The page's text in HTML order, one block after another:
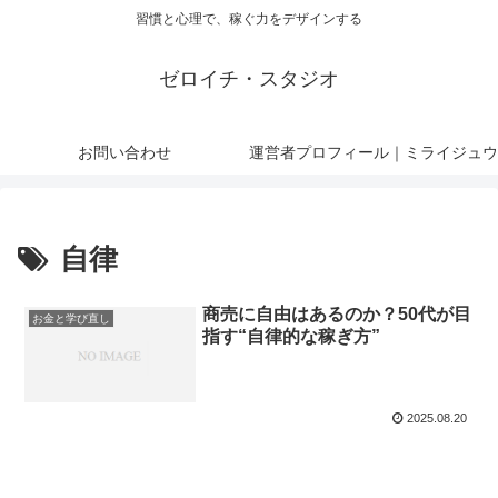
習慣と心理で、稼ぐ力をデザインする
ゼロイチ・スタジオ
お問い合わせ 運営者プロフィール｜ミライジュウ
自律
お金と学び直し
商売に自由はあるのか？50代が目
指す“自律的な稼ぎ方”
2025.08.20